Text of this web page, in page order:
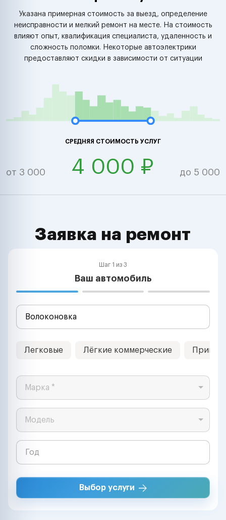
Указана примерная стоимость за выезд, определение
неисправности и мелкий ремонт на месте. На стоимость
влияют опыт, квалификация специалиста, удаленность и
сложность поломки. Некоторые автоэлектрики
предоставляют скидки в зависимости от ситуации
СРЕДНЯЯ СТОИМОСТЬ УСЛУГ
от 3 000 4 000 ₽ до 5 000
Заявка на ремонт
Шаг 1 из 3
Ваш автомобиль
Легковые Лёгкие коммерческие
Марка *
Модель
Выбор услуги